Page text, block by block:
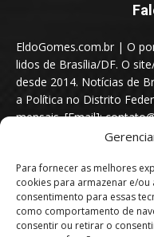
Para fornecer as melhores
cookies para armazenar e/
consentimento para essas
como comportamento de
consentir ou retirar o
EldoGomes.com.br | O
lidos de Brasília/DF. O
desde 2014. Notícias de
a Política no Distrito
mensais. [Email]: